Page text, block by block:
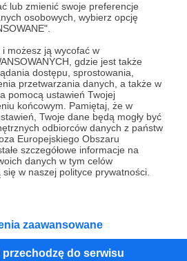
lub zmienić swoje preferencje
osobowych, wybierz opcję
możesz ją wycofać w
gdzie jest także
dostępu, sprostowania,
przetwarzania danych, a także w
pomocą ustawień Twojej
końcowym. Pamiętaj, że w
Twoje dane będą mogły być
odbiorców danych z państw
Europejskiego Obszaru
szczegółowe informacje na
danych w tym celów
w naszej polityce prywatności.
zaawansowane
do serwisu
prywatnościPatronite Commons
Europejska